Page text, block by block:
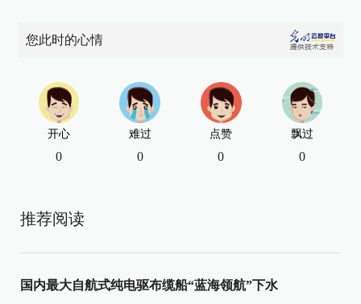
您此时的心情
开心
0
难过
0
点赞
0
飘过
0
推荐阅读
国内最大自航式纯电驱布缆船“蓝海领航”下水